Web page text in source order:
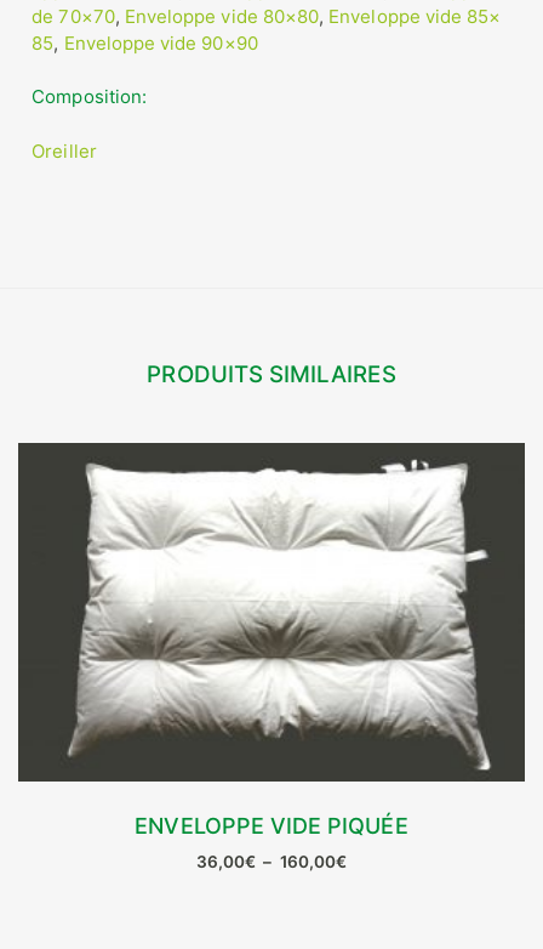
de 70×70, Enveloppe vide 80×80, Enveloppe vide 85×
85, Enveloppe vide 90×90
Composition
Oreiller
PRODUITS SIMILAIRES
ENVELOPPE VIDE PIQUÉE
36,00€ – 160,00€Plage
CHOIX DES OPTIONS